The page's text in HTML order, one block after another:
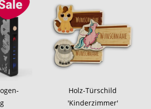
Holz-Türschild
'Kinderzimmer'